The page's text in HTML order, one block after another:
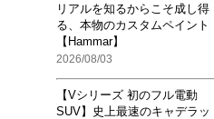
リアルを知るからこそ成し得
る、本物のカスタムペイント
【Hammar】
2026/08/03
【Vシリーズ 初のフル電動
SUV】史上最速のキャデラッ